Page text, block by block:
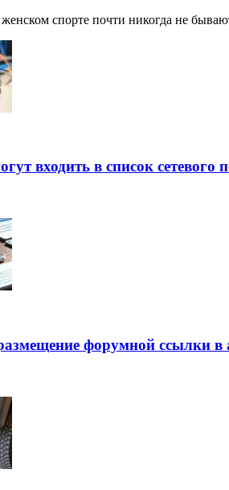
спорте почти никогда не
входить в список сетевого
форумной ссылки в